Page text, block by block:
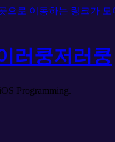
으로 이동하는 링크가 모
러쿵저러쿵
Programming.